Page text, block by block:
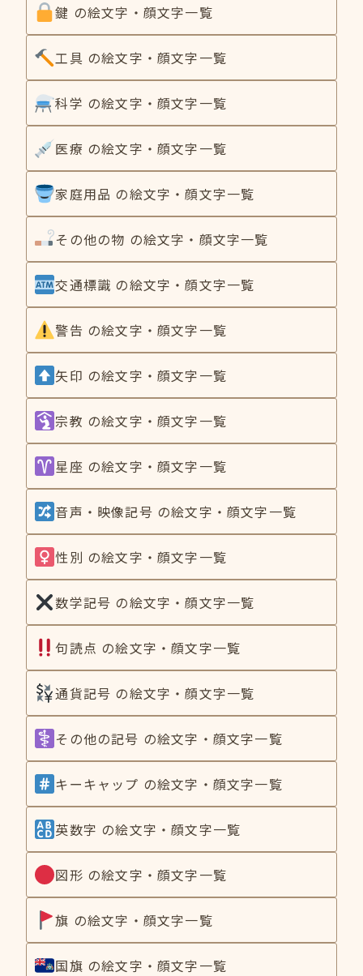
鍵 の絵文字・顔文字一覧
工具 の絵文字・顔文字一覧
科学 の絵文字・顔文字一覧
医療 の絵文字・顔文字一覧
家庭用品 の絵文字・顔文字一覧
その他の物 の絵文字・顔文字一覧
交通標識 の絵文字・顔文字一覧
警告 の絵文字・顔文字一覧
矢印 の絵文字・顔文字一覧
宗教 の絵文字・顔文字一覧
星座 の絵文字・顔文字一覧
音声・映像記号 の絵文字・顔文字一覧
性別 の絵文字・顔文字一覧
数学記号 の絵文字・顔文字一覧
句読点 の絵文字・顔文字一覧
通貨記号 の絵文字・顔文字一覧
その他の記号 の絵文字・顔文字一覧
キーキャップ の絵文字・顔文字一覧
英数字 の絵文字・顔文字一覧
図形 の絵文字・顔文字一覧
旗 の絵文字・顔文字一覧
国旗 の絵文字・顔文字一覧